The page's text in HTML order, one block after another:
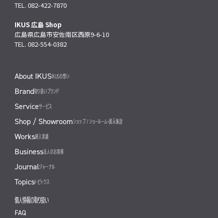
TEL. 082-422-7870
IKUS 広島 Shop
広島県広島市安佐南区西原9-6-10
TEL. 082-554-0382
About IKUS IKUSの想い
Brand取り扱いブランド
Serviceサービス
Shop / Showroomショップ / ショールーム・展示施設
Works納入実績
Business法人のお客様
Journalジャーナル
Topicsトピックス
個人情報の取り扱い
FAQ